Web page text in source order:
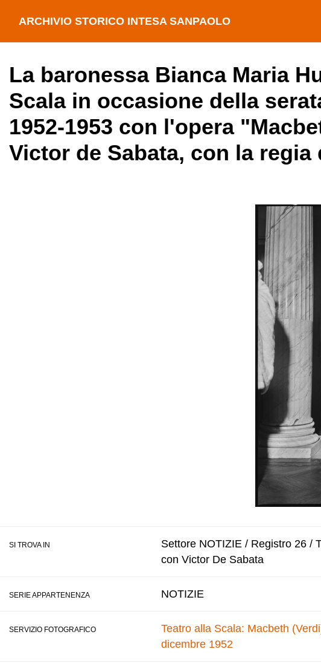
ARCHIVIO STORICO INTESA SANPAOLO
La baronessa Bianca Maria
Scala in occasione della
1952-1953 con l'opera
Victor de Sabata, con la
SI TROVA IN
Settore NOTIZIE / Registro 26 /
con Victor De Sabata
SERIE APPARTENENZA NOTIZIE
SERVIZIO FOTOGRAFICO
Teatro alla Scala: Macbeth
dicembre 1952